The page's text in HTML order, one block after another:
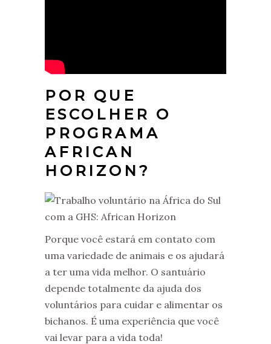
POR QUE
ESCOLHER O
PROGRAMA
AFRICAN
HORIZON?
Porque você estará em contato com
uma variedade de animais e os ajudará
a ter uma vida melhor. O santuário
depende totalmente da ajuda dos
voluntários para cuidar e alimentar os
bichanos. É uma experiência que você
vai levar para a vida toda!